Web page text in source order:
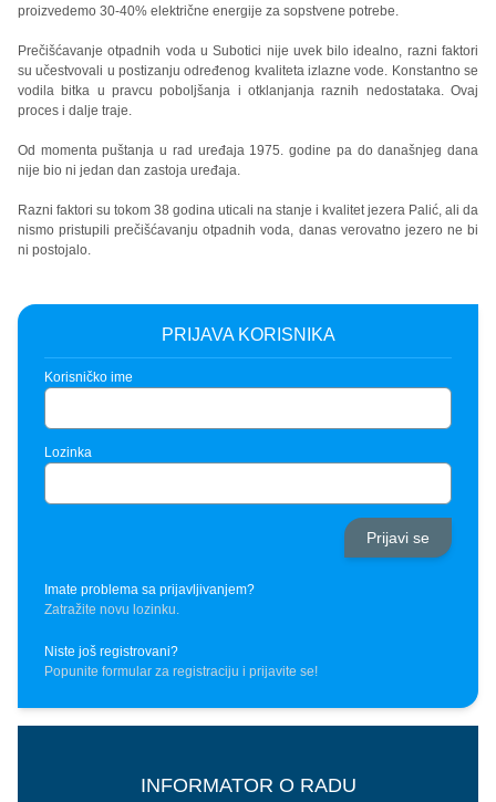
proizvedemo 30-40% električne energije za sopstvene potrebe.
Prečišćavanje otpadnih voda u Subotici nije uvek bilo idealno, razni faktori
su učestvovali u postizanju određenog kvaliteta izlazne vode. Konstantno se
vodila bitka u pravcu poboljšanja i otklanjanja raznih nedostataka. Ovaj
proces i dalje traje.
Od momenta puštanja u rad uređaja 1975. godine pa do današnjeg dana
nije bio ni jedan dan zastoja uređaja.
Razni faktori su tokom 38 godina uticali na stanje i kvalitet jezera Palić, ali da
nismo pristupili prečišćavanju otpadnih voda, danas verovatno jezero ne bi
ni postojalo.
PRIJAVA KORISNIKA
Korisničko ime
Lozinka
Imate problema sa prijavljivanjem?
Zatražite novu lozinku.
Niste još registrovani?
Popunite formular za registraciju i prijavite se!
INFORMATOR O RADU